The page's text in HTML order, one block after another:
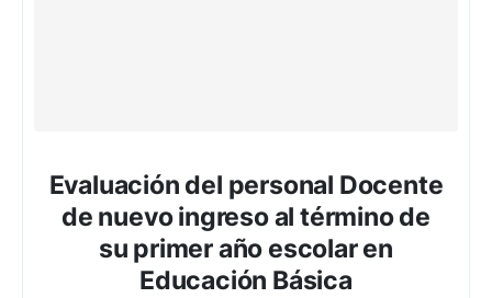
Evaluación del personal Docente
de nuevo ingreso al término de
su primer año escolar en
Educación Básica